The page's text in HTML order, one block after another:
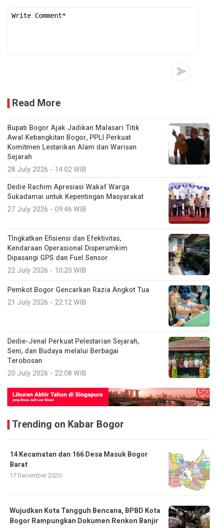
Read More
Bupati Bogor Ajak Jadikan Malasari Titik
Awal Kebangkitan Bogor, PPLI Perkuat
Komitmen Lestarikan Alam dan Warisan
Sejarah
28 July 2026 - 14:02 WIB
Dedie Rachim Apresiasi Wakaf Warga
Sukadamai untuk Kepentingan Masyarakat
27 July 2026 - 09:46 WIB
TIngkatkan Efisiensi dan Efektivitas,
Kendaraan Operasional Disperumkim
Dipasangi GPS dan Fuel Sensor
22 July 2026 - 10:20 WIB
Pemkot Bogor Gencarkan Razia Angkot Tua
21 July 2026 - 22:12 WIB
Dedie-Jenal Perkuat Pelestarian Sejarah,
Seni, dan Budaya melalui Berbagai
Terobosan
20 July 2026 - 22:08 WIB
Trending on Kabar Bogor
14 Kecamatan dan 166 Desa Masuk Bogor
Barat
17 December 2020
​Wujudkan Kota Tangguh Bencana, BPBD Kota
Bogor Rampungkan Dokumen Renkon Banjir